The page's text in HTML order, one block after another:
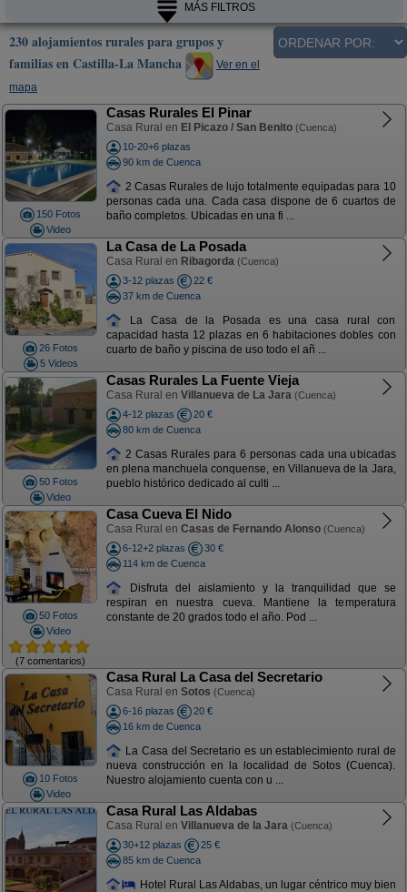
MÁS FILTROS
230 alojamientos rurales para grupos y
familias en Castilla-La Mancha
Ver en el
mapa
150 Fotos
Video
Casas Rurales El Pinar
Casa Rural en El Picazo / San Benito (Cuenca)
10-20+6 plazas
90 km de Cuenca
2 Casas Rurales de lujo totalmente equipadas para 10
personas cada una. Cada casa dispone de 6 cuartos de
baño completos. Ubicadas en una fi ...
26 Fotos
5 Videos
La Casa de La Posada
Casa Rural en Ribagorda (Cuenca)
3-12 plazas
22 €
37 km de Cuenca
La Casa de la Posada es una casa rural con
capacidad hasta 12 plazas en 6 habitaciones dobles con
cuarto de baño y piscina de uso todo el añ ...
50 Fotos
Video
Casas Rurales La Fuente Vieja
Casa Rural en Villanueva de La Jara (Cuenca)
4-12 plazas
20 €
80 km de Cuenca
2 Casas Rurales para 6 personas cada una ubicadas
en plena manchuela conquense, en Villanueva de la Jara,
pueblo histórico dedicado al culti ...
50 Fotos
Video
(7 comentarios)
Casa Cueva El Nido
Casa Rural en Casas de Fernando Alonso (Cuenca)
6-12+2 plazas
30 €
114 km de Cuenca
Disfruta del aislamiento y la tranquilidad que se
respiran en nuestra cueva. Mantiene la temperatura
constante de 20 grados todo el año. Pod ...
10 Fotos
Video
Casa Rural La Casa del Secretario
Casa Rural en Sotos (Cuenca)
6-16 plazas
20 €
16 km de Cuenca
La Casa del Secretario es un establecimiento rural de
nueva construcción en la localidad de Sotos (Cuenca).
Nuestro alojamiento cuenta con u ...
Casa Rural Las Aldabas
Casa Rural en Villanueva de la Jara (Cuenca)
30+12 plazas
25 €
85 km de Cuenca
Hotel Rural Las Aldabas, un lugar céntrico muy bien